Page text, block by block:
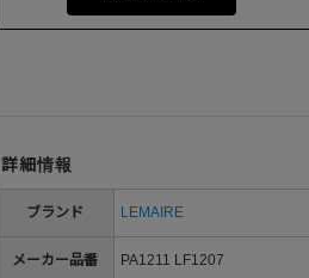
詳細情報
ブランド LEMAIRE
メーカー品番 PA1211 LF1207